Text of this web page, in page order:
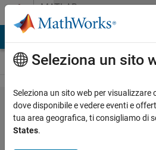
Vai al contenutoMATLAB
Answers
Array
indices
Seleziona un sito
Seleziona un sito web per
dove disponibile e vedere eventi e
tua area geografica, ti consigliamo di
States.